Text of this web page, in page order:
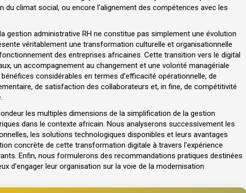
du climat social, ou encore l'alignement des compétences avec les
gestion administrative RH ne constitue pas simplement une évolution
véritablement une transformation culturelle et organisationnelle
des entreprises africaines. Cette transition vers le digital
un accompagnement au changement et une volonté managériale
considérables en termes d'efficacité opérationnelle, de
de satisfaction des collaborateurs et, in fine, de compétitivité
les multiples dimensions de la simplification de la gestion
dans le contexte africain. Nous analyserons successivement les
les solutions technologiques disponibles et leurs avantages
concrète de cette transformation digitale à travers l'expérience
Enfin, nous formulerons des recommandations pratiques destinées
d'engager leur organisation sur la voie de la modernisation